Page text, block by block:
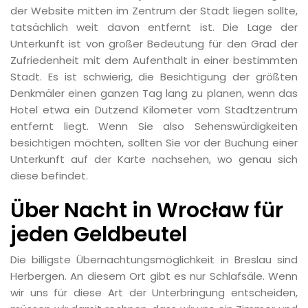
der Website mitten im Zentrum der Stadt liegen sollte,
tatsächlich weit davon entfernt ist. Die Lage der
Unterkunft ist von großer Bedeutung für den Grad der
Zufriedenheit mit dem Aufenthalt in einer bestimmten
Stadt. Es ist schwierig, die Besichtigung der größten
Denkmäler einen ganzen Tag lang zu planen, wenn das
Hotel etwa ein Dutzend Kilometer vom Stadtzentrum
entfernt liegt. Wenn Sie also Sehenswürdigkeiten
besichtigen möchten, sollten Sie vor der Buchung einer
Unterkunft auf der Karte nachsehen, wo genau sich
diese befindet.
Über Nacht in Wrocław für
jeden Geldbeutel
Die billigste Übernachtungsmöglichkeit in Breslau sind
Herbergen. An diesem Ort gibt es nur Schlafsäle. Wenn
wir uns für diese Art der Unterbringung entscheiden,